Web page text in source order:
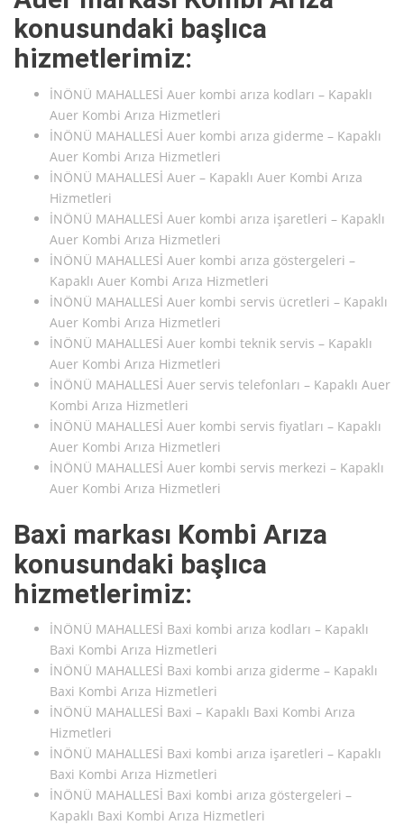
konusundaki başlıca
hizmetlerimiz:
İNÖNÜ MAHALLESİ Auer kombi arıza kodları – Kapaklı
Auer Kombi Arıza Hizmetleri
İNÖNÜ MAHALLESİ Auer kombi arıza giderme – Kapaklı
Auer Kombi Arıza Hizmetleri
İNÖNÜ MAHALLESİ Auer – Kapaklı Auer Kombi Arıza
Hizmetleri
İNÖNÜ MAHALLESİ Auer kombi arıza işaretleri – Kapaklı
Auer Kombi Arıza Hizmetleri
İNÖNÜ MAHALLESİ Auer kombi arıza göstergeleri –
Kapaklı Auer Kombi Arıza Hizmetleri
İNÖNÜ MAHALLESİ Auer kombi servis ücretleri – Kapaklı
Auer Kombi Arıza Hizmetleri
İNÖNÜ MAHALLESİ Auer kombi teknik servis – Kapaklı
Auer Kombi Arıza Hizmetleri
İNÖNÜ MAHALLESİ Auer servis telefonları – Kapaklı Auer
Kombi Arıza Hizmetleri
İNÖNÜ MAHALLESİ Auer kombi servis fiyatları – Kapaklı
Auer Kombi Arıza Hizmetleri
İNÖNÜ MAHALLESİ Auer kombi servis merkezi – Kapaklı
Auer Kombi Arıza Hizmetleri
Baxi markası Kombi Arıza
konusundaki başlıca
hizmetlerimiz:
İNÖNÜ MAHALLESİ Baxi kombi arıza kodları – Kapaklı
Baxi Kombi Arıza Hizmetleri
İNÖNÜ MAHALLESİ Baxi kombi arıza giderme – Kapaklı
Baxi Kombi Arıza Hizmetleri
İNÖNÜ MAHALLESİ Baxi – Kapaklı Baxi Kombi Arıza
Hizmetleri
İNÖNÜ MAHALLESİ Baxi kombi arıza işaretleri – Kapaklı
Baxi Kombi Arıza Hizmetleri
İNÖNÜ MAHALLESİ Baxi kombi arıza göstergeleri –
Kapaklı Baxi Kombi Arıza Hizmetleri